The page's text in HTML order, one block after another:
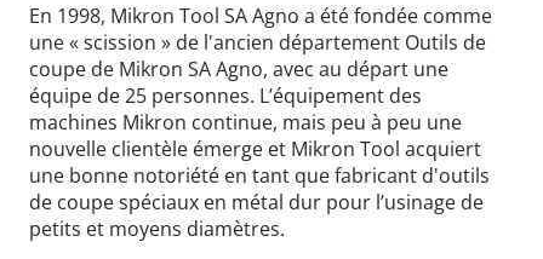
En 1998, Mikron Tool SA Agno a été fondée comme
une « scission » de l'ancien département Outils de
coupe de Mikron SA Agno, avec au départ une
équipe de 25 personnes. L’équipement des
machines Mikron continue, mais peu à peu une
nouvelle clientèle émerge et Mikron Tool acquiert
une bonne notoriété en tant que fabricant d'outils
de coupe spéciaux en métal dur pour l’usinage de
petits et moyens diamètres.